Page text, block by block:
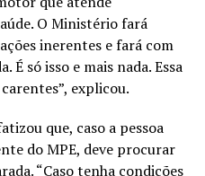
O Ministério fará
inerentes e fará com
É só isso e mais nada. Essa
explicou.
que, caso a pessoa
do MPE, deve procurar
“Caso tenha condições